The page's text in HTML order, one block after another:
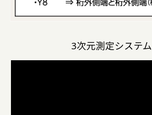
3次元測定システム